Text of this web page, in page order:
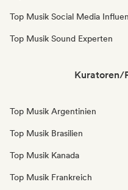
Top Musik Social Media
Top Musik Sound Experten
Kuratoren/
Top Musik Argentinien
Top Musik Brasilien
Top Musik Kanada
Top Musik Frankreich